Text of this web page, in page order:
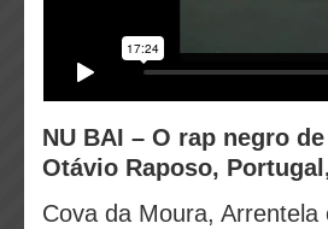
NU BAI – O rap negro
Otávio Raposo,
Cova da Moura,